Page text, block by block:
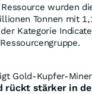
wurden
Tonnen mit
Kategorie
Gold-Kupfer-
rückt stärker in